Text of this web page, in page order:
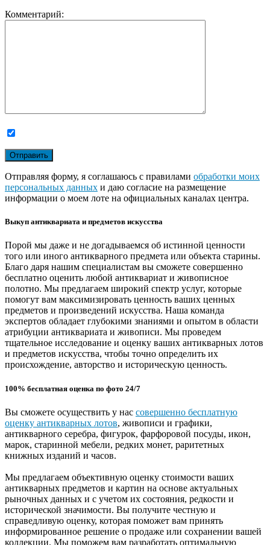
Комментарий:
Отправляя форму, я соглашаюсь с правилами обработки моих
персональных данных и даю согласие на размещение
информации о моем лоте на официальных каналах центра.
Выкуп антиквариата и предметов искусства
Порой мы даже и не догадываемся об истинной ценности
того или иного антикварного предмета или объекта старины.
Благо даря нашим специалистам вы сможете совершенно
бесплатно оценить любой антиквариат и живописное
полотно. Мы предлагаем широкий спектр услуг, которые
помогут вам максимизировать ценность ваших ценных
предметов и произведений искусства. Наша команда
экспертов обладает глубокими знаниями и опытом в области
атрибуции антиквариата и живописи. Мы проведем
тщательное исследование и оценку ваших антикварных лотов
и предметов искусства, чтобы точно определить их
происхождение, авторство и историческую ценность.
100% бесплатная оценка по фото 24/7
Вы сможете осуществить у нас совершенно бесплатную
оценку антикварных лотов, живописи и графики,
антикварного серебра, фигурок, фарфоровой посуды, икон,
марок, старинной мебели, редких монет, раритетных
книжных изданий и часов.
Мы предлагаем объективную оценку стоимости ваших
антикварных предметов и картин на основе актуальных
рыночных данных и с учетом их состояния, редкости и
исторической значимости. Вы получите честную и
справедливую оценку, которая поможет вам принять
информированное решение о продаже или сохранении вашей
коллекции. Мы поможем вам разработать оптимальную